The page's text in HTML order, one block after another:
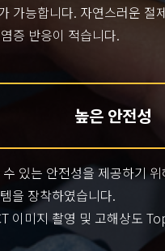
가능합니다. 자연스러운 절
증 반응이 적습니다.
높은 안전성
수 있는 안전성을 제공하기
을 장착하였습니다.
이미지 촬영 및 고해상도